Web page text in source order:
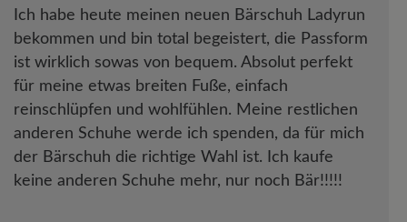
Ich habe heute meinen neuen Bärschuh Ladyrun
bekommen und bin total begeistert, die Passform
ist wirklich sowas von bequem. Absolut perfekt
für meine etwas breiten Fuße, einfach
reinschlüpfen und wohlfühlen. Meine restlichen
anderen Schuhe werde ich spenden, da für mich
der Bärschuh die richtige Wahl ist. Ich kaufe
keine anderen Schuhe mehr, nur noch Bär!!!!!